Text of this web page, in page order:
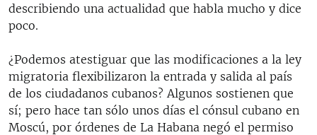
describiendo una actualidad que habla mucho y dice
poco.
¿Podemos atestiguar que las modificaciones a la ley
migratoria flexibilizaron la entrada y salida al país
de los ciudadanos cubanos? Algunos sostienen que
sí; pero hace tan sólo unos días el cónsul cubano en
Moscú, por órdenes de La Habana negó el permiso